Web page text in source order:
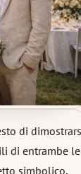
di
di entrambe le
simbolico,